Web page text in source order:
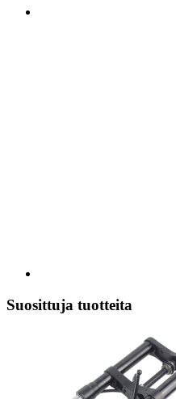
Suosittuja tuotteita